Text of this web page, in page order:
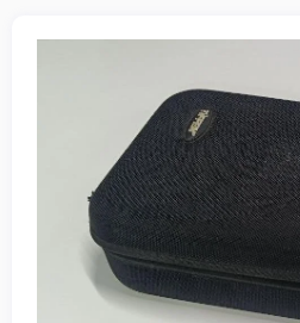
Оборудование
Оборудование
Осветительное
Оборудование
Штативы Стойки
Карты памяти и